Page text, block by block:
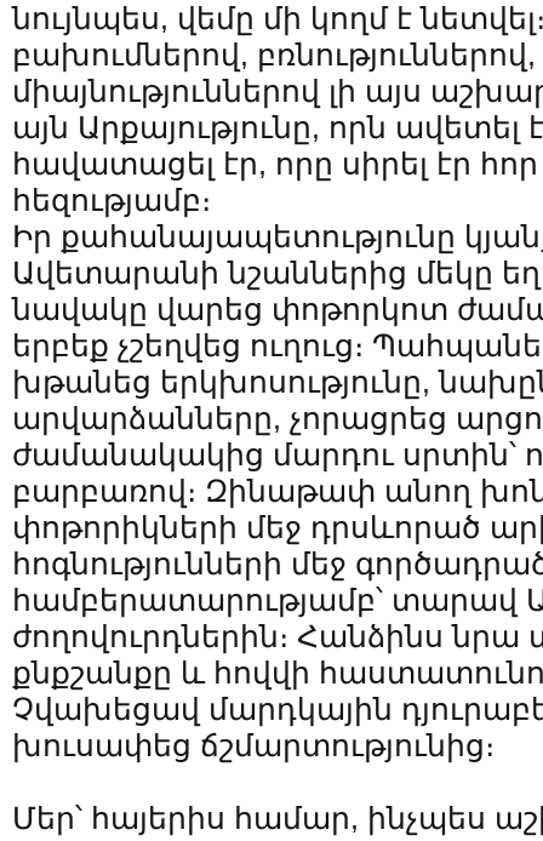
նույնպես, վեմը մի կողմ է
բախումներով,
միայնություններով լի այս
այն Արքայությունը, որն ավետել
հավատացել էր, որը սիրել էր
հեզությամբ։
Իր քահանայապետությունը
Ավետարանի նշաններից մեկը
նավակը վարեց փոթորկոտ
երբեք չշեղվեց ուղուց։
խթանեց երկխոսությունը,
արվարձանները, չորացրեց
ժամանակակից մարդու սրտին՝
բարբառով։ Զինաթափ անող
փոթորիկների մեջ դրսևորած
հոգնությունների մեջ
համբերատարությամբ՝ տարավ
ժողովուրդներին։ Հանձինս նրա
քնքշանքը և հովվի
Չվախեցավ մարդկային
խուսափեց ճշմարտությունից։
Մեր՝ հայերիս համար, ինչպես